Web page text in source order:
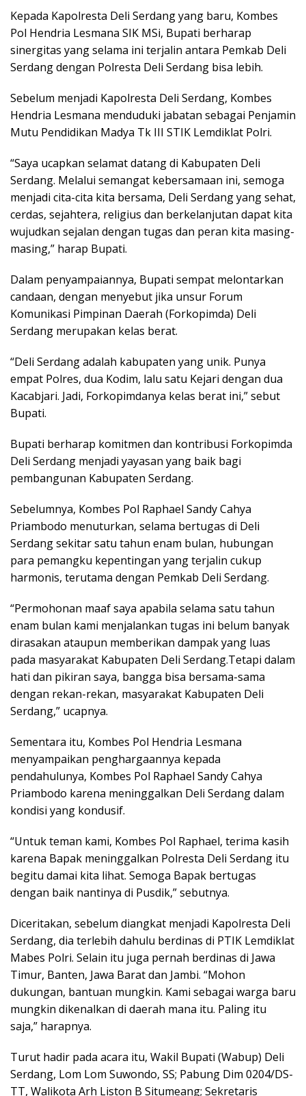
Kepada Kapolresta Deli Serdang yang baru, Kombes
Pol Hendria Lesmana SIK MSi, Bupati berharap
sinergitas yang selama ini terjalin antara Pemkab Deli
Serdang dengan Polresta Deli Serdang bisa lebih.
Sebelum menjadi Kapolresta Deli Serdang, Kombes
Hendria Lesmana menduduki jabatan sebagai Penjamin
Mutu Pendidikan Madya Tk III STIK Lemdiklat Polri.
“Saya ucapkan selamat datang di Kabupaten Deli
Serdang. Melalui semangat kebersamaan ini, semoga
menjadi cita-cita kita bersama, Deli Serdang yang sehat,
cerdas, sejahtera, religius dan berkelanjutan dapat kita
wujudkan sejalan dengan tugas dan peran kita masing-
masing,” harap Bupati.
Dalam penyampaiannya, Bupati sempat melontarkan
candaan, dengan menyebut jika unsur Forum
Komunikasi Pimpinan Daerah (Forkopimda) Deli
Serdang merupakan kelas berat.
“Deli Serdang adalah kabupaten yang unik. Punya
empat Polres, dua Kodim, lalu satu Kejari dengan dua
Kacabjari. Jadi, Forkopimdanya kelas berat ini,” sebut
Bupati.
Bupati berharap komitmen dan kontribusi Forkopimda
Deli Serdang menjadi yayasan yang baik bagi
pembangunan Kabupaten Serdang.
Sebelumnya, Kombes Pol Raphael Sandy Cahya
Priambodo menuturkan, selama bertugas di Deli
Serdang sekitar satu tahun enam bulan, hubungan
para pemangku kepentingan yang terjalin cukup
harmonis, terutama dengan Pemkab Deli Serdang.
“Permohonan maaf saya apabila selama satu tahun
enam bulan kami menjalankan tugas ini belum banyak
dirasakan ataupun memberikan dampak yang luas
pada masyarakat Kabupaten Deli Serdang.Tetapi dalam
hati dan pikiran saya, bangga bisa bersama-sama
dengan rekan-rekan, masyarakat Kabupaten Deli
Serdang,” ucapnya.
Sementara itu, Kombes Pol Hendria Lesmana
menyampaikan penghargaannya kepada
pendahulunya, Kombes Pol Raphael Sandy Cahya
Priambodo karena meninggalkan Deli Serdang dalam
kondisi yang kondusif.
“Untuk teman kami, Kombes Pol Raphael, terima kasih
karena Bapak meninggalkan Polresta Deli Serdang itu
begitu damai kita lihat. Semoga Bapak bertugas
dengan baik nantinya di Pusdik,” sebutnya.
Diceritakan, sebelum diangkat menjadi Kapolresta Deli
Serdang, dia terlebih dahulu berdinas di PTIK Lemdiklat
Mabes Polri. Selain itu juga pernah berdinas di Jawa
Timur, Banten, Jawa Barat dan Jambi. “Mohon
dukungan, bantuan mungkin. Kami sebagai warga baru
mungkin dikenalkan di daerah mana itu. Paling itu
saja,” harapnya.
Turut hadir pada acara itu, Wakil Bupati (Wabup) Deli
Serdang, Lom Lom Suwondo, SS; Pabung Dim 0204/DS-
TT, Walikota Arh Liston B Situmeang; Sekretaris